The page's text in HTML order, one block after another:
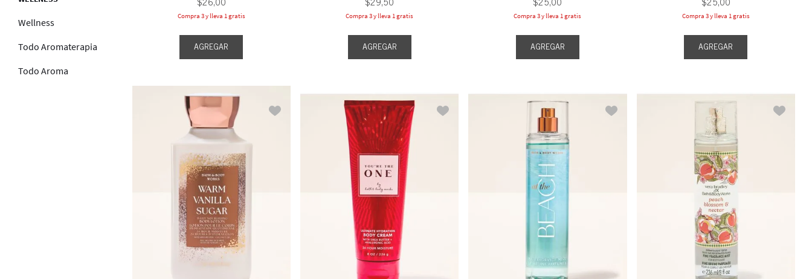
Wellness
Todo Aromaterapia
Todo Aroma
$26,00
Compra 3 y lleva 1 gratis
AGREGAR
$29,50
Compra 3 y lleva 1 gratis
AGREGAR
$25,00
Compra 3 y lleva 1 gratis
AGREGAR
$25,00
Compra 3 y lleva 1 gratis
AGREGAR